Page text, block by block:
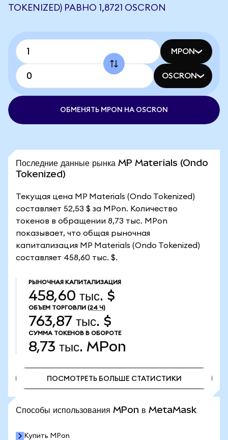
TOKENIZED) РАВНО 1,8721 OSCRON
MPON
OSCRON
ОБМЕНЯТЬ MPON НА OSCRON
Последние данные рынка MP Materials (Ondo
Tokenized)
Текущая цена MP Materials (Ondo Tokenized)
составляет 52,53 $ за MPon. Количество
токенов в обращении 8,73 тыс. MPon
показывает, что общая рыночная
капитализация MP Materials (Ondo Tokenized)
составляет 458,60 тыс. $.
РЫНОЧНАЯ КАПИТАЛИЗАЦИЯ
458,60 тыс. $
ОБЪЕМ ТОРГОВЛИ (24 Ч)
763,87 тыс. $
СУММА ТОКЕНОВ В ОБОРОТЕ
8,73 тыс. MPon
ПОСМОТРЕТЬ БОЛЬШЕ СТАТИСТИКИ
Способы использования MPon в MetaMask
Купить MPon